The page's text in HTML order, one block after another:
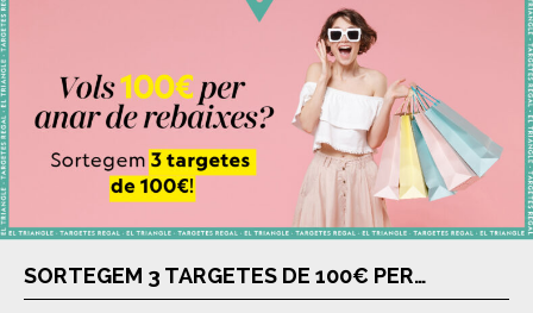
SORTEGEM 3 TARGETES DE 100€ PER…